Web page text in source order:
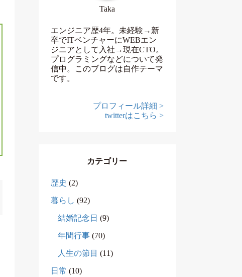
Taka
エンジニア歴4年。未経験→新
卒でITベンチャーにWEBエン
ジニアとして入社→現在CTO。
プログラミングなどについて発
信中。このブログは自作テーマ
です。
プロフィール詳細 >
twitterはこちら >
カテゴリー
歴史 (2)
暮らし (92)
結婚記念日 (9)
年間行事(70)
人生の節目 (11)
日常 (10)